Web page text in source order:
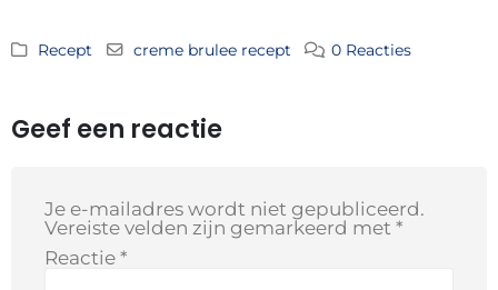
Recept creme brulee recept 0 Reacties
Geef een reactie
Je e-mailadres wordt niet gepubliceerd.
Vereiste velden zijn gemarkeerd met *
Reactie *